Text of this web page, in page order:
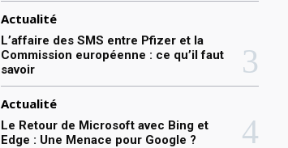
Actualité
L’affaire des SMS entre Pfizer et la
Commission européenne : ce qu’il faut
savoir
Actualité
Le Retour de Microsoft avec Bing et
Edge : Une Menace pour Google ?